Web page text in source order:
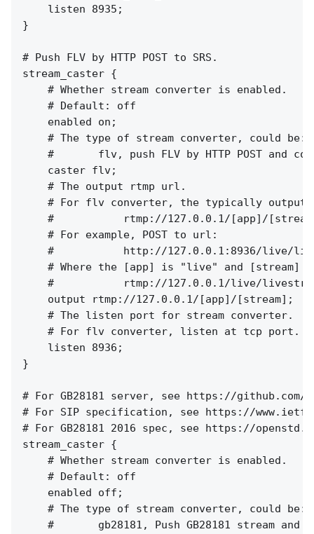
    listen 8935;
}
# Push FLV by HTTP POST to SRS.
stream_caster {
    # Whether stream converter is enabled.
    # Default: off
    enabled on;
    # The type of stream converter, could be:
#       flv, push FLV by HTTP POST and
    caster flv;
    # The output rtmp url.
# For flv converter, the typically output
#           rtmp://127.0.0.1/[app]/
    # For example, POST to url:
#           http://127.0.0.1:8936/live/
# Where the [app] is "live" and [stream]
#           rtmp://127.0.0.1/live/
    output rtmp://127.0.0.1/[app]/[stream];
    # The listen port for stream converter.
# For flv converter, listen at tcp port.
    listen 8936;
}
# For GB28181 server, see https://github.com/
# For SIP specification, see https://
# For GB28181 2016 spec, see https://
stream_caster {
    # Whether stream converter is enabled.
    # Default: off
    enabled off;
    # The type of stream converter, could be:
#       gb28181, Push GB28181 stream and